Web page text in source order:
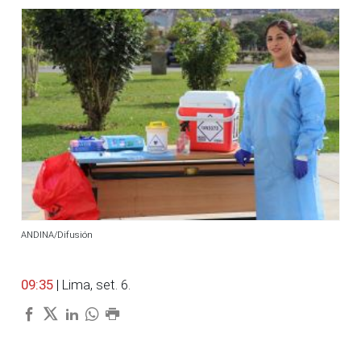
ANDINA/Difusión
09:35 | Lima, set. 6.